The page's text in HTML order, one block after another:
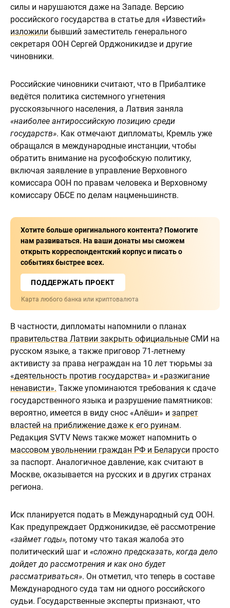
силы и нарушаются даже на Западе. Версию
российского государства в статье для «Известий»
изложили бывший заместитель генерального
секретаря ООН Сергей Орджоникидзе и другие
чиновники.
Российские чиновники считают, что в Прибалтике
ведётся политика системного угнетения
русскоязычного населения, а Латвия заняла
«наиболее антироссийскую позицию среди
государств». Как отмечают дипломаты, Кремль уже
обращался в международные инстанции, чтобы
обратить внимание на русофобскую политику,
включая заявление в управление Верховного
комиссара ООН по правам человека и Верховному
комиссару ОБСЕ по делам нацменьшинств.
Хотите больше оригинального контента? Помогите
нам развиваться. На ваши донаты мы сможем
открыть корреспондентский корпус и писать о
событиях быстрее всех.
ПОДДЕРЖАТЬ ПРОЕКТ
Карта любого банка или криптовалюта
В частности, дипломаты напомнили о планах
правительства Латвии закрыть официальные СМИ на
русском языке, а также приговор 71-летнему
активисту за права неграждан на 10 лет тюрьмы за
«деятельность против государства» и «разжигание
ненависти». Также упоминаются требования к сдаче
государственного языка и разрушение памятников:
вероятно, имеется в виду снос «Алёши» и запрет
властей на приближение даже к его руинам.
Редакция SVTV News также может напомнить о
массовом увольнении граждан РФ и Беларуси просто
за паспорт. Аналогичное давление, как считают в
Москве, оказывается на русских и в других странах
региона.
Иск планируется подать в Международный суд ООН.
Как предупреждает Орджоникидзе, её рассмотрение
«займет годы», потому что такая жалоба это
политический шаг и «сложно предсказать, когда дело
дойдет до рассмотрения и как оно будет
рассматриваться». Он отметил, что теперь в составе
Международного суда там ни одного российского
судьи. Государственные эксперты признают, что